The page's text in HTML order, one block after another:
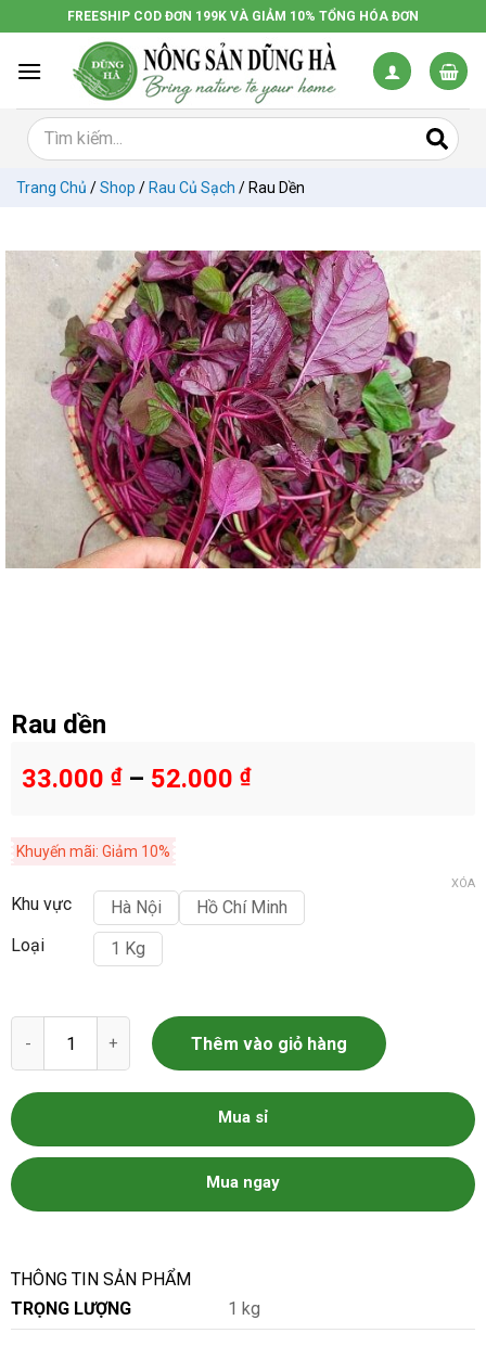
đến
dung
FREESHIP COD ĐƠN 199K VÀ GIẢM 10% TỔNG HÓA ĐƠN
Trang Chủ /Shop / Rau Củ Sạch / Rau Dền
Rau dền
33.000 ₫– 52.000 ₫
Khuyến mãi: Giảm 10%
Khu vực Hà Nội
Hồ Chí Minh
Loại
1 Kg
XÓA
Rau dền số lượng
Thêm vào giỏ hàng
Mua sỉ
Mua ngay
THÔNG TIN SẢN PHẨM
TRỌNG LƯỢNG
1 kg